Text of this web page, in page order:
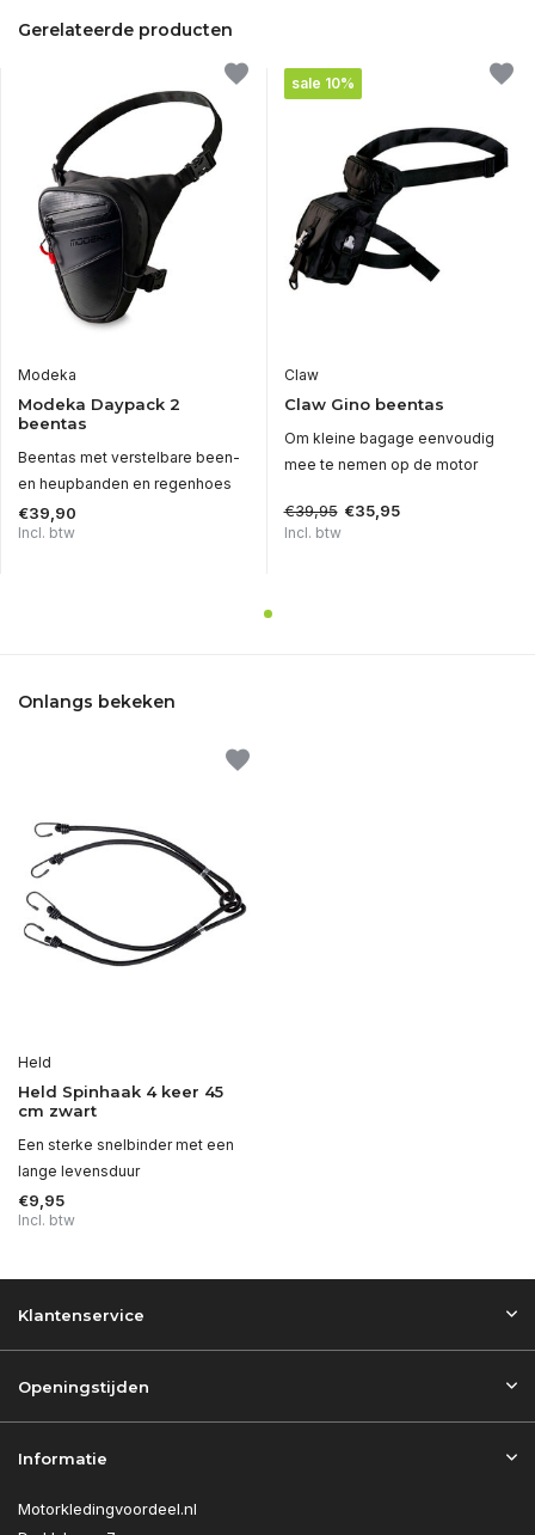
Gerelateerde producten
Modeka
Modeka Daypack 2
beentas
Beentas met verstelbare been-
en heupbanden en regenhoes
€39,90
Incl. btw
sale 10%
Claw
Claw Gino beentas
Om kleine bagage eenvoudig
mee te nemen op de motor
€39,95 €35,95
Incl. btw
Onlangs bekeken
Held
Held Spinhaak 4 keer 45
cm zwart
Een sterke snelbinder met een
lange levensduur
€9,95
Incl. btw
Klantenservice
Openingstijden
Informatie
Motorkledingvoordeel.nl